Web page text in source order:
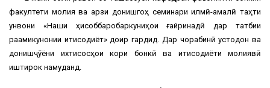
факултети молия ва қарзи донишгоҳ семинари илмӣ-амалӣ таҳти
унвони «Нақши ҳисоббаробаркуниҳои ғайринақдӣ дар татбиқи
рақамикунонии иқтисодиёт» доир гардид. Дар чорабинӣ устодон ва
донишҷӯёни ихтисосҳои кори бонкӣ ва иқтисодиёти молиявӣ
иштирок намуданд.